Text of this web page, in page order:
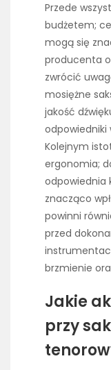
Przede
budżetem;
mogą się
producenta
zwrócić
mosiężne
jakość
odpowiedniki
Kolejnym
ergonomia;
odpowiednia
znacząco
powinni
przed
brzmienie
Jakie
przy